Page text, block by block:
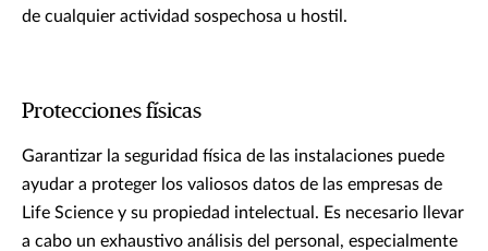
de cualquier actividad sospechosa u hostil.
Protecciones físicas
Garantizar la seguridad física de las instalaciones puede
ayudar a proteger los valiosos datos de las empresas de
Life Science y su propiedad intelectual. Es necesario llevar
a cabo un exhaustivo análisis del personal, especialmente